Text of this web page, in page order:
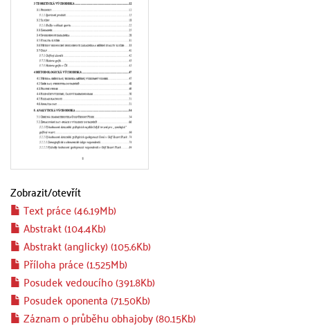
Zobrazit/otevřít
Text práce (46.19Mb)
Abstrakt (104.4Kb)
Abstrakt (anglicky) (105.6Kb)
Příloha práce (1.525Mb)
Posudek vedoucího (391.8Kb)
Posudek oponenta (71.50Kb)
Záznam o průběhu obhajoby (80.15Kb)